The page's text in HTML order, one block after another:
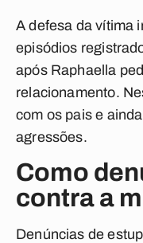
A defesa da vítima
episódios
após Raphaella
relacionamento.
com os pais e
agressões.
Como
contra a
Denúncias de